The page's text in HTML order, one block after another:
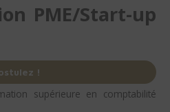
PME/Start-up
!
supérieure en comptabilité